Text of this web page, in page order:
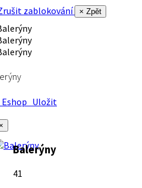
zablokování
× Zpět
Uložit
Balerýny
41